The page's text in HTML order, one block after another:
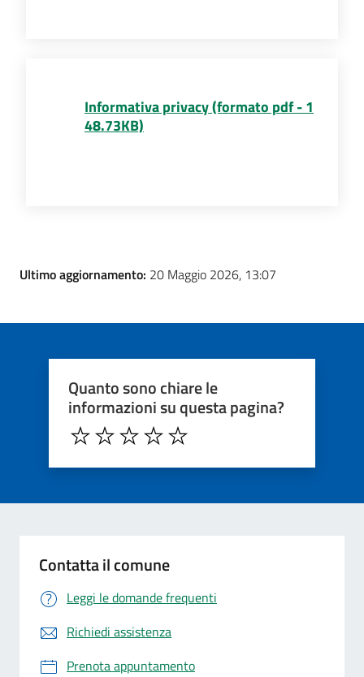
Informativa privacy (formato pdf - 1
48.73KB)
Ultimo aggiornamento: 20 Maggio 2026, 13:07
Quanto sono chiare le
informazioni su questa pagina?
Contatta il comune
Leggi le domande frequenti
Richiedi assistenza
Prenota appuntamento